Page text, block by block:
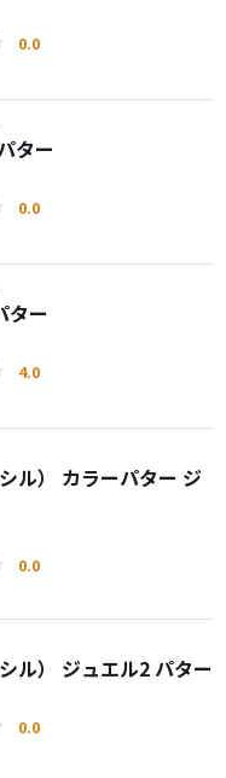
0.0
ター
0.0
ター
4.0
ル） カラーパター ジ
0.0
ル） ジュエル2 パター
0.0